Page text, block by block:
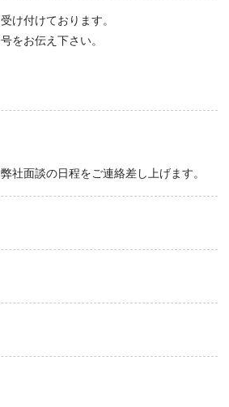
け付けております。
をお伝え下さい。
社面談の日程をご連絡差し上げます。